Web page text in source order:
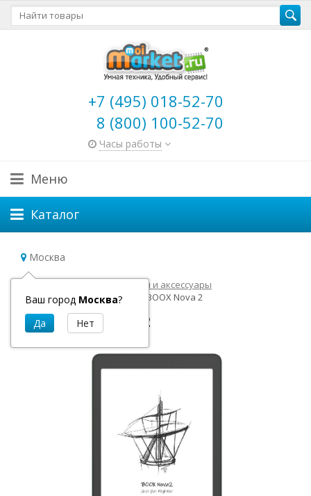
+7 (495) 018-52-70
8 (800) 100-52-70
Часы работы
Меню
Каталог
Москва
Ваш город Москва?
Главная
Электронные книги и аксессуары
Архивные модели
ONYX BOOX Nova 2
ONYX BOOX Nova 2